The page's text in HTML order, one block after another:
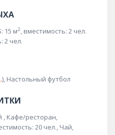
15 м2, вместимость: 2 чел.
2 чел.
), Настольный футбол
, Кафе/ресторан,
20 чел., Чай,